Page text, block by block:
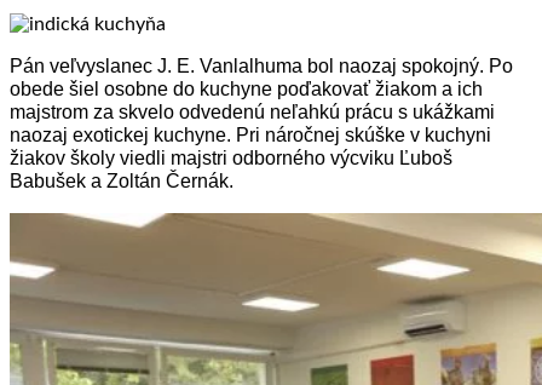
Pán veľvyslanec J. E. Vanlalhuma bol naozaj spokojný. Po
obede šiel osobne do kuchyne poďakovať žiakom a ich
majstrom za skvelo odvedenú neľahkú prácu s ukážkami
naozaj exotickej kuchyne. Pri náročnej skúške v kuchyni
žiakov školy viedli majstri odborného výcviku Ľuboš
Babušek a Zoltán Černák.